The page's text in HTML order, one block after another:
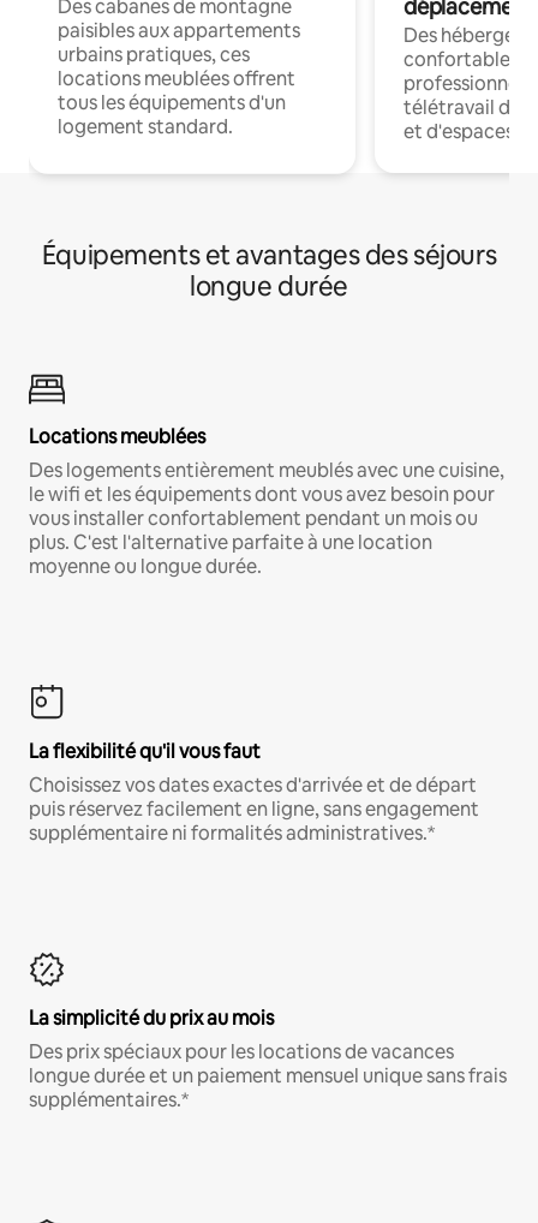
Des cabanes de montagne
paisibles aux appartements
urbains pratiques, ces
locations meublées offrent
tous les équipements d'un
logement standard.
déplacement
Des
confortables
professionnels
télétravail
et d'espaces
Équipements et avantages des séjours
longue durée
Locations meublées
Des logements entièrement meublés avec une cuisine,
le wifi et les équipements dont vous avez besoin pour
vous installer confortablement pendant un mois ou
plus. C'est l'alternative parfaite à une location
moyenne ou longue durée.
La flexibilité qu'il vous faut
Choisissez vos dates exactes d'arrivée et de départ
puis réservez facilement en ligne, sans engagement
supplémentaire ni formalités administratives.*
La simplicité du prix au mois
Des prix spéciaux pour les locations de vacances
longue durée et un paiement mensuel unique sans frais
supplémentaires.*